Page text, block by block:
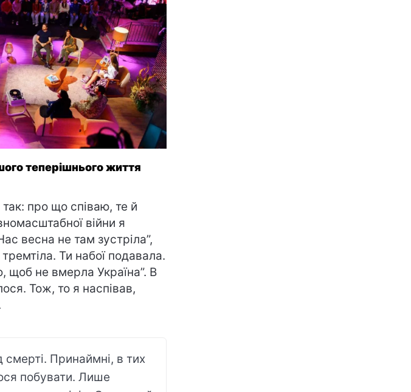
теперішнього життя
про що співаю, те й
війни я
весна не там зустріла”,
Ти набої подавала.
щоб не вмерла Україна”. В
Тож, то я наспівав,
Принаймні, в тих
побувати. Лише